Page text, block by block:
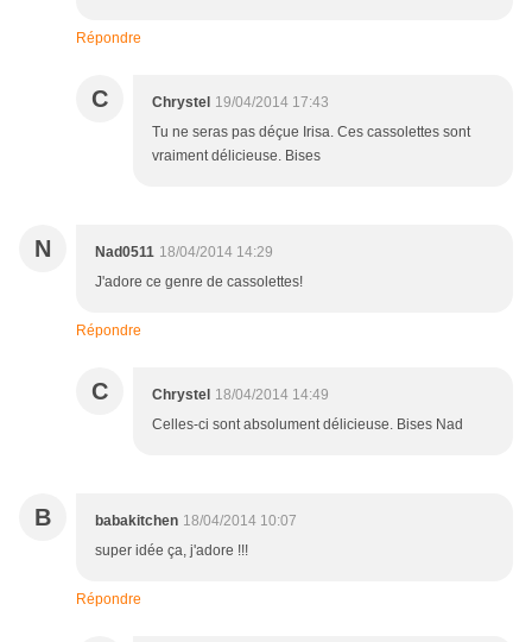
Répondre
C Chrystel 19/04/2014 17:43
Tu ne seras pas déçue Irisa. Ces cassolettes sont
vraiment délicieuse. Bises
N Nad0511 18/04/2014 14:29
J'adore ce genre de cassolettes!
Répondre
C Chrystel 18/04/2014 14:49
Celles-ci sont absolument délicieuse. Bises Nad
B babakitchen 18/04/2014 10:07
super idée ça, j'adore !!!
Répondre